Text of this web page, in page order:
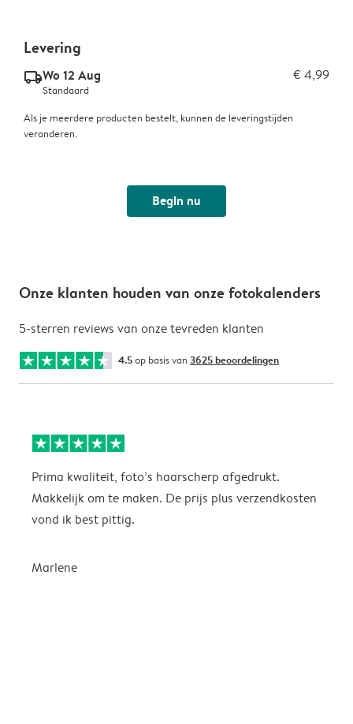
Levering
delivery_standard_v2Wo 12 Aug € 4,99
Standaard
Als je meerdere producten bestelt, kunnen de leveringstijden
veranderen.
Begin nu
Onze klanten houden van onze fotokalenders
5-sterren reviews van onze tevreden klanten
4.5op basis van 3625 beoordelingen
Prima kwaliteit, foto’s haarscherp afgedrukt.
Makkelijk om te maken. De prijs plus verzendkosten
vond ik best pittig.
Marlene